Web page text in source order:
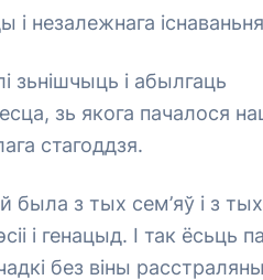
незалежнага
зьнішчыць і абылгаць
зь якога пачалося
стагоддзя.
з тых сем’яў і з тых
і генацыд. І так ёсьць па
без віны